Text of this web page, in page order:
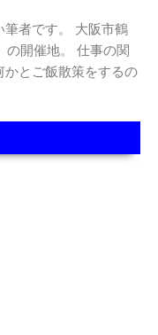
筆者です。 大阪市鶴
の開催地。 仕事の関
とご飯散策をするの